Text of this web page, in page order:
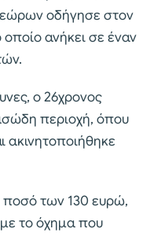
οδήγησε στον
ανήκει σε έναν
ο 26χρονος
περιοχή, όπου
ακινητοποιήθηκε
ποσό των 130 ευρώ,
το όχημα που